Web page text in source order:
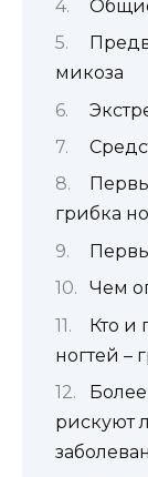
микоза
грибка
Чем
Кто и
ногтей –
рискуют